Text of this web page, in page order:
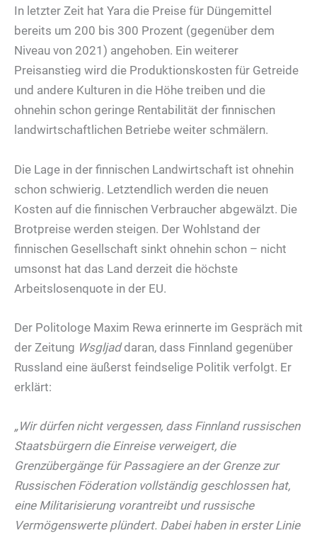
In letzter Zeit hat Yara die Preise für Düngemittel
bereits um 200 bis 300 Prozent (gegenüber dem
Niveau von 2021) angehoben. Ein weiterer
Preisanstieg wird die Produktionskosten für Getreide
und andere Kulturen in die Höhe treiben und die
ohnehin schon geringe Rentabilität der finnischen
landwirtschaftlichen Betriebe weiter schmälern.
Die Lage in der finnischen Landwirtschaft ist ohnehin
schon schwierig. Letztendlich werden die neuen
Kosten auf die finnischen Verbraucher abgewälzt. Die
Brotpreise werden steigen. Der Wohlstand der
finnischen Gesellschaft sinkt ohnehin schon – nicht
umsonst hat das Land derzeit die höchste
Arbeitslosenquote in der EU.
Der Politologe Maxim Rewa erinnerte im Gespräch mit
der Zeitung Wsgljaddaran, dass Finnland gegenüber
Russland eine äußerst feindselige Politik verfolgt. Er
erklärt:
„Wir dürfen nicht vergessen, dass Finnland russischen
Staatsbürgern die Einreise verweigert, die
Grenzübergänge für Passagiere an der Grenze zur
Russischen Föderation vollständig geschlossen hat,
eine Militarisierung vorantreibt und russische
Vermögenswerte plündert. Dabei haben in erster Linie